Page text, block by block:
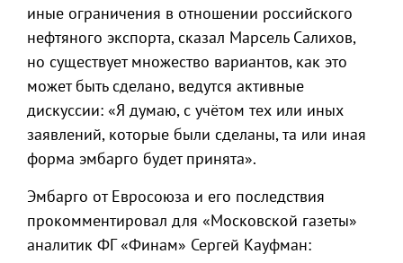
иные ограничения в отношении российского
нефтяного экспорта, сказал Марсель Салихов,
но существует множество вариантов, как это
может быть сделано, ведутся активные
дискуссии: «Я думаю, с учётом тех или иных
заявлений, которые были сделаны, та или иная
форма эмбарго будет принята».
Эмбарго от Евросоюза и его последствия
прокомментировал для «Московской газеты»
аналитик ФГ «Финам» Сергей Кауфман: